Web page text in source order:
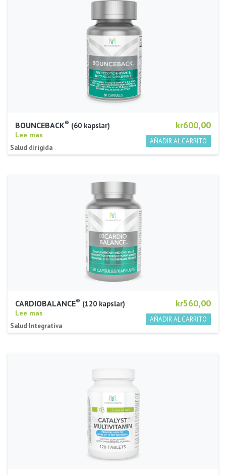
kr600,00
BOUNCEBACK® 60 kapslar
Lee mas
Salud dirigida
kr560,00
CARDIOBALANCE® 120 kapslar
Lee mas
Salud Integrativa